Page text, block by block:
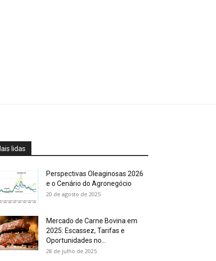
lidas
Perspectivas Oleaginosas 2026
e o Cenário do Agronegócio
20 de agosto de 2025
Mercado de Carne Bovina em
2025: Escassez, Tarifas e
Oportunidades no...
28 de julho de 2025